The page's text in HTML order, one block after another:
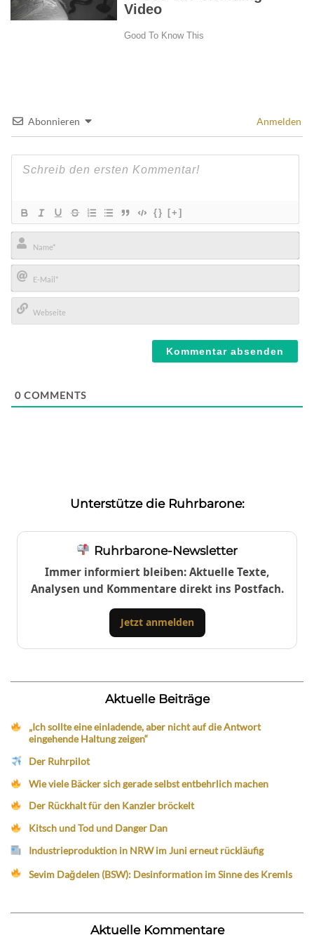
Abonnieren Anmelden
{} [+]
Name*
E-
Mail*
0 COMMENTS
Unterstütze die Ruhrbarone:
Ruhrbarone-Newsletter
Immer informiert bleiben: Aktuelle Texte,
Analysen und Kommentare direkt ins Postfach.
Jetzt anmelden
Aktuelle Beiträge
„Ich sollte eine einladende, aber nicht auf die Antwort
eingehende Haltung zeigen“
Der Ruhrpilot
Wie viele Bäcker sich gerade selbst entbehrlich machen
Der Rückhalt für den Kanzler bröckelt
Kitsch und Tod und Danger Dan
Industrieproduktion in NRW im Juni erneut rückläufig
Sevim Dağdelen (BSW): Desinformation im Sinne des Kremls
Aktuelle Kommentare